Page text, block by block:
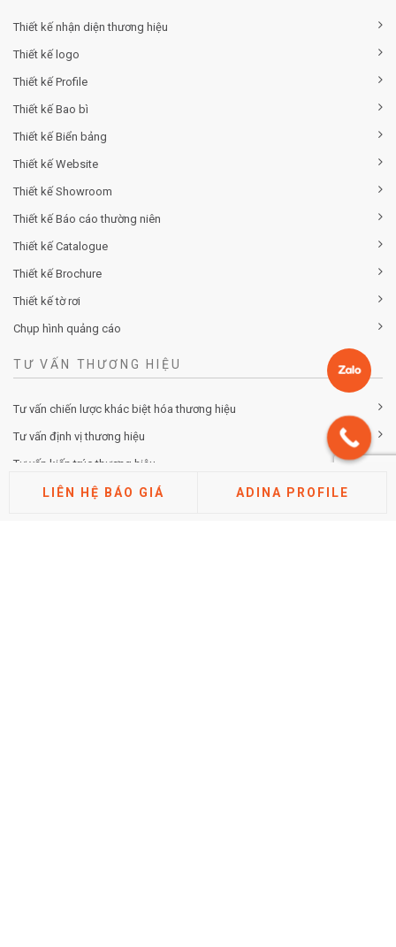
Thiết kế nhận diện thương hiệu
Thiết kế logo
Thiết kế Profile
Thiết kế Bao bì
Thiết kế Biển bảng
Thiết kế Website
Thiết kế Showroom
Thiết kế Báo cáo thường niên
Thiết kế Catalogue
Thiết kế Brochure
Thiết kế tờ rơi
Chụp hình quảng cáo
TƯ VẤN THƯƠNG HIỆU
Tư vấn chiến lược khác biệt hóa thương hiệu
Tư vấn định vị thương hiệu
Tư vấn kiến trúc thương hiệu
Tư vấn thuộc tính thương hiệu
LIÊN HỆ BÁO GIÁ ADINA PROFILE